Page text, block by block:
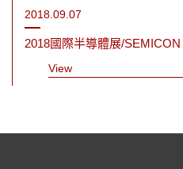
2018.09.07
2018國際半導體展/SEMICON
View